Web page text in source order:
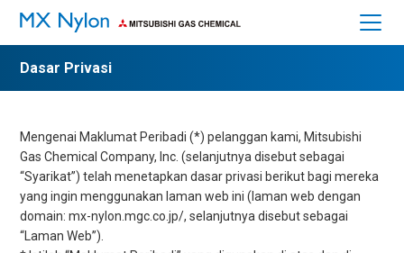
HOME
Mengenai MX Nylon
Ciri-ciri
Aplikasi
Dasar Privasi
Mengenai Maklumat Peribadi (*) pelanggan kami, Mitsubishi
Gas Chemical Company, Inc. (selanjutnya disebut sebagai
“Syarikat”) telah menetapkan dasar privasi berikut bagi mereka
yang ingin menggunakan laman web ini (laman web dengan
domain: mx-nylon.mgc.co.jp/, selanjutnya disebut sebagai
“Laman Web”).